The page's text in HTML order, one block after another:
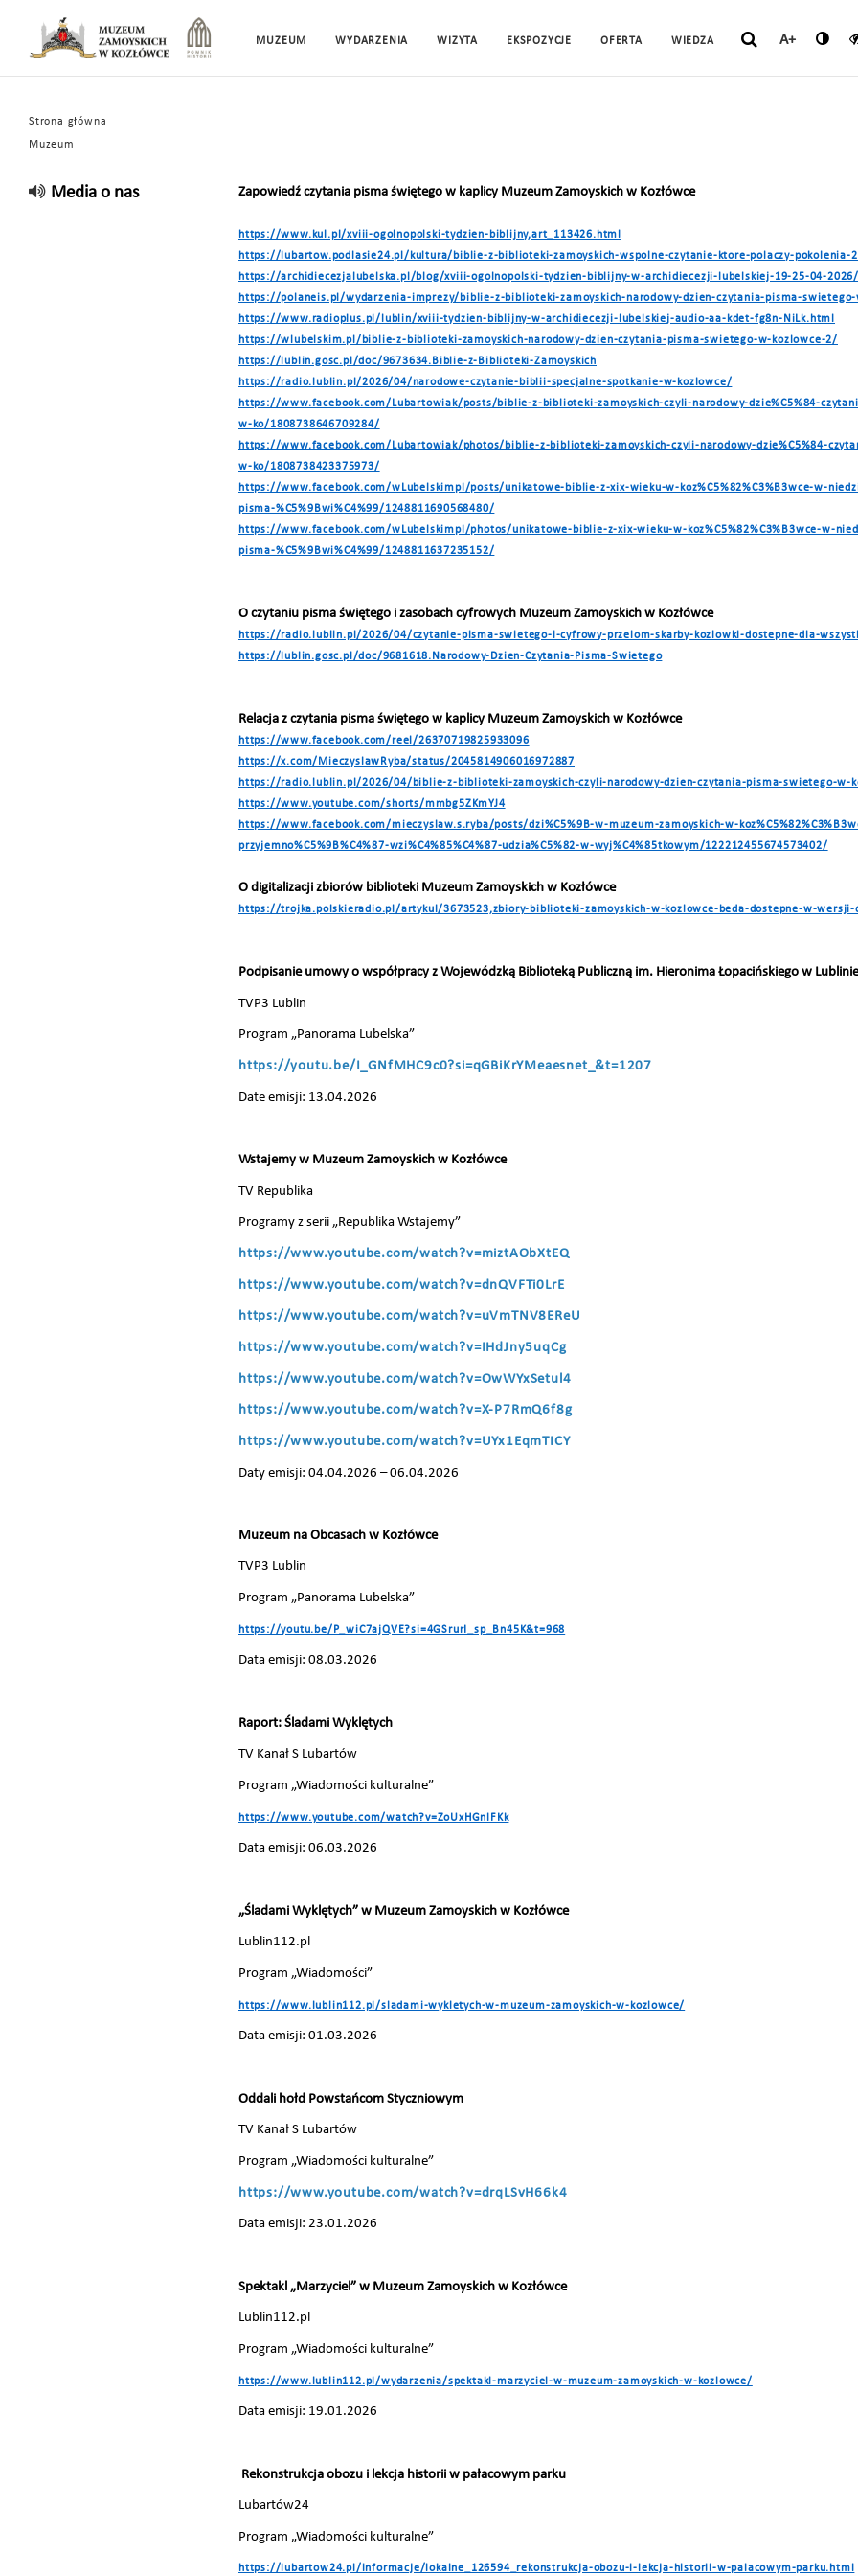
MUZEUM WYDARZENIA WIZYTA EKSPOZYCJE OFERTA WIEDZA A+
Strona główna
Muzeum
Media o nas Zapowiedź czytania pisma świętego w kaplicy Muzeum Zamoyskich w Kozłówce
https://www.kul.pl/xviii-ogolnopolski-tydzien-biblijny,art_113426.html
https://lubartow.podlasie24.pl/kultura/biblie-z-biblioteki-zamoyskich-wspolne-czytanie-ktore-polaczy-pokolenia-
https://archidiecezjalubelska.pl/blog/xviii-ogolnopolski-tydzien-biblijny-w-archidiecezji-lubelskiej-19-25-04-2026/
https://polaneis.pl/wydarzenia-imprezy/biblie-z-biblioteki-zamoyskich-narodowy-dzien-czytania-pisma-swietego-
https://www.radioplus.pl/lublin/xviii-tydzien-biblijny-w-archidiecezji-lubelskiej-audio-aa-kdet-fg8n-NiLk.html
https://wlubelskim.pl/biblie-z-biblioteki-zamoyskich-narodowy-dzien-czytania-pisma-swietego-w-kozlowce-2/
https://lublin.gosc.pl/doc/9673634.Biblie-z-Biblioteki-Zamoyskich
https://radio.lublin.pl/2026/04/narodowe-czytanie-biblii-specjalne-spotkanie-w-kozlowce/
https://www.facebook.com/Lubartowiak/posts/biblie-z-biblioteki-zamoyskich-czyli-narodowy-dzie%C5%84-
w-ko/1808738646709284/
https://www.facebook.com/Lubartowiak/photos/biblie-z-biblioteki-zamoyskich-czyli-narodowy-dzie%C5%84-
w-ko/1808738423375973/
https://www.facebook.com/wLubelskimpl/posts/unikatowe-biblie-z-xix-wieku-w-koz%C5%82%C3%B3wce-w-
pisma-%C5%9Bwi%C4%99/1248811690568480/
https://www.facebook.com/wLubelskimpl/photos/unikatowe-biblie-z-xix-wieku-w-koz%C5%82%C3%B3wce-w-
pisma-%C5%9Bwi%C4%99/1248811637235152/
O czytaniu pisma świętego i zasobach cyfrowych Muzeum Zamoyskich w Kozłówce
https://radio.lublin.pl/2026/04/czytanie-pisma-swietego-i-cyfrowy-przelom-skarby-kozlowki-dostepne-dla-
https://lublin.gosc.pl/doc/9681618.Narodowy-Dzien-Czytania-Pisma-Swietego
Relacja z czytania pisma świętego w kaplicy Muzeum Zamoyskich w Kozłówce
https://www.facebook.com/reel/26370719825933096
https://x.com/MieczyslawRyba/status/2045814906016972887
https://radio.lublin.pl/2026/04/biblie-z-biblioteki-zamoyskich-czyli-narodowy-dzien-czytania-pisma-swietego-w-
https://www.youtube.com/shorts/mmbg5ZKmYJ4
https://www.facebook.com/mieczyslaw.s.ryba/posts/dzi%C5%9B-w-muzeum-zamoyskich-w-
przyjemno%C5%9B%C4%87-wzi%C4%85%C4%87-udzia%C5%82-w-wyj%C4%85tkowym/122212455674573402/
O digitalizacji zbiorów biblioteki Muzeum Zamoyskich w Kozłówce
https://trojka.polskieradio.pl/artykul/3673523,zbiory-biblioteki-zamoyskich-w-kozlowce-beda-dostepne-w-wersji-
Podpisanie umowy o współpracy z Wojewódzką Biblioteką Publiczną im. Hieronima Łopacińskiego w Lublinie
TVP3 Lublin
Program „Panorama Lubelska”
https://youtu.be/I_GNfMHC9c0?si=qGBiKrYMeaesnet_&t=1207
Date emisji: 13.04.2026
Wstajemy w Muzeum Zamoyskich w Kozłówce
TV Republika
Programy z serii „Republika Wstajemy”
https://www.youtube.com/watch?v=miztAObXtEQ
https://www.youtube.com/watch?v=dnQVFTi0LrE
https://www.youtube.com/watch?v=uVmTNV8EReU
https://www.youtube.com/watch?v=IHdJny5uqCg
https://www.youtube.com/watch?v=OwWYxSetul4
https://www.youtube.com/watch?v=X-P7RmQ6f8g
https://www.youtube.com/watch?v=UYx1EqmTICY
Daty emisji: 04.04.2026 – 06.04.2026
Muzeum na Obcasach w Kozłówce
TVP3 Lublin
Program „Panorama Lubelska”
https://youtu.be/P_wiC7ajQVE?si=4GSrurI_sp_Bn45K&t=968
Data emisji: 08.03.2026
Raport: Śladami Wyklętych
TV Kanał S Lubartów
Program „Wiadomości kulturalne”
https://www.youtube.com/watch?v=ZoUxHGnlFKk
Data emisji: 06.03.2026
„Śladami Wyklętych” w Muzeum Zamoyskich w Kozłówce
Lublin112.pl
Program „Wiadomości”
https://www.lublin112.pl/sladami-wykletych-w-muzeum-zamoyskich-w-kozlowce/
Data emisji: 01.03.2026
Oddali hołd Powstańcom Styczniowym
TV Kanał S Lubartów
Program „Wiadomości kulturalne”
https://www.youtube.com/watch?v=drqLSvH66k4
Data emisji: 23.01.2026
Spektakl „Marzyciel” w Muzeum Zamoyskich w Kozłówce
Lublin112.pl
Program „Wiadomości kulturalne”
https://www.lublin112.pl/wydarzenia/spektakl-marzyciel-w-muzeum-zamoyskich-w-kozlowce/
Data emisji: 19.01.2026
Rekonstrukcja obozu i lekcja historii w pałacowym parku
Lubartów24
Program „Wiadomości kulturalne”
https://lubartow24.pl/informacje/lokalne_126594_rekonstrukcja-obozu-i-lekcja-historii-w-palacowym-parku.html